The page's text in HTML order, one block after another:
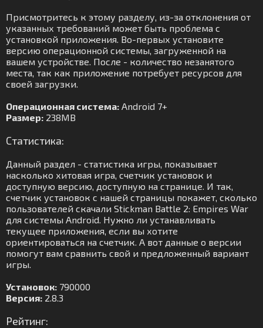
Присмотритесь к этому разделу, из-за отклонения от
указанных требований может быть проблема с
установкой приложения. Во-первых установите
версию операционной системы, загруженной на
вашем устройстве. После - количество незанятого
места, так как приложение потребует ресурсов для
своей загрузки.
Операционная система: Android 7+
Размер: 238MB
Статистика:
Данный раздел - статистика игры, показывает
насколько хитовая игра, счетчик установок и
доступную версию, доступную на странице. И так,
счетчик установок с нашей страницы покажет, сколько
пользователей скачали Stickman Battle 2: Empires War
для системы Android. Нужно ли устанавливать
текущее приложения, если вы хотите
ориентироваться на счетчик. А вот данные о версии
помогут вам сравнить свой и предложенный вариант
игры.
Установок: 790000
Версия: 2.8.3
Рейтинг: